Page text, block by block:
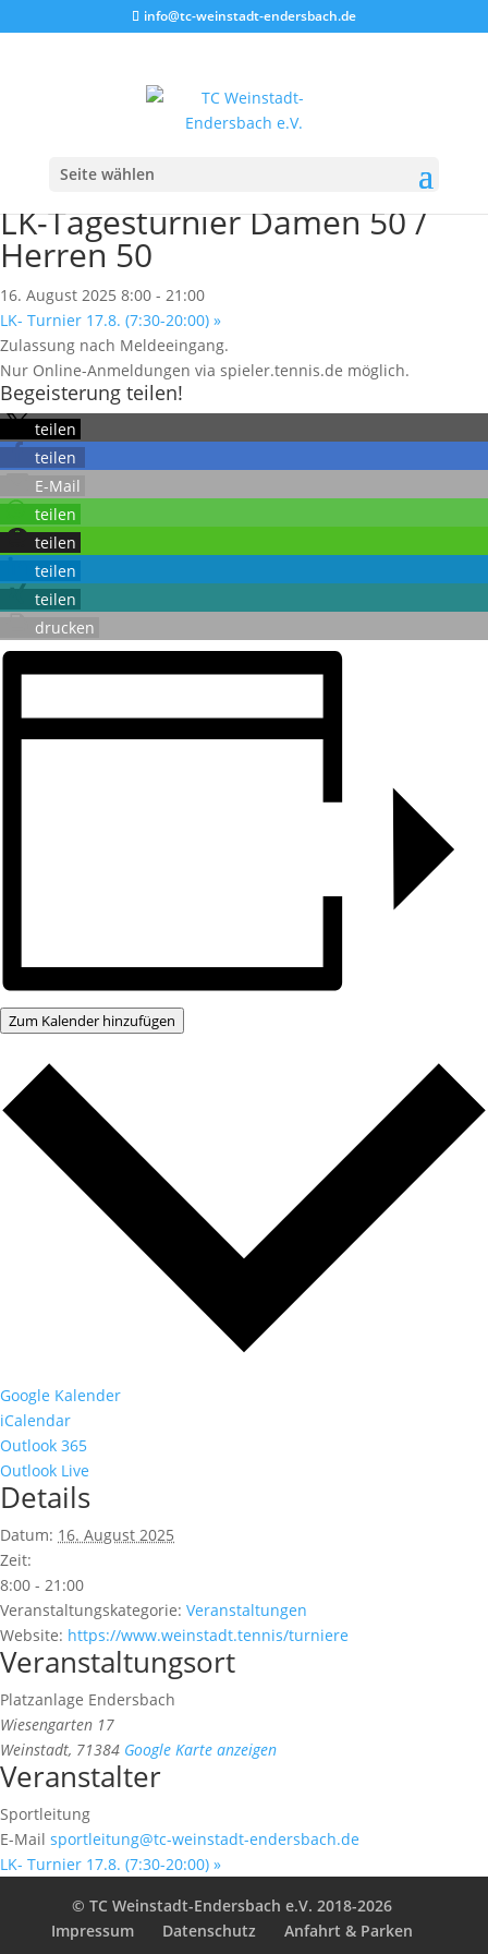
info@tc-weinstadt-endersbach.de
Seite wählen
Veranstaltungen
« Alle Veranstaltungen
LK-Tagesturnier Damen 50 /
Herren 50
16. August 2025 8:00 - 21:00
LK- Turnier 17.8. (7:30-20:00) »
Zulassung nach Meldeeingang.
Nur Online-Anmeldungen via spieler.tennis.de möglich.
Begeisterung teilen!
teilen
teilen
E-Mail
teilen
teilen
teilen
teilen
drucken
Zum Kalender hinzufügen
Google Kalender
iCalendar
Outlook 365
Outlook Live
Details
Datum: 16. August 2025
Zeit:
8:00 - 21:00
Veranstaltungskategorie: Veranstaltungen
Website: https://www.weinstadt.tennis/turniere
Veranstaltungsort
Platzanlage Endersbach
Wiesengarten 17
Weinstadt, 71384 Google Karte anzeigen
Veranstalter
Sportleitung
E-Mail sportleitung@tc-weinstadt-endersbach.de
LK- Turnier 17.8. (7:30-20:00) »
© TC Weinstadt-Endersbach e.V. 2018-2026
Impressum
Datenschutz Anfahrt & Parken